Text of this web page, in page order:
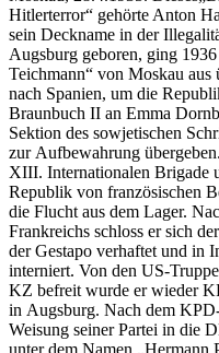
Hitlerterror“ gehörte Anton
sein Deckname in der
Augsburg geboren, ging
Teichmann“ von Moskau
nach Spanien, um die
Braunbuch II an Emma
Sektion des sowjetischen
zur Aufbewahrung
XIII. Internationalen Brigade
Republik von französischen
die Flucht aus dem Lager.
Frankreichs schloss er sich
der Gestapo verhaftet und in
interniert. Von den US-
KZ befreit wurde er wieder
in Augsburg. Nach dem
Weisung seiner Partei in die
unter dem Namen „Hermann